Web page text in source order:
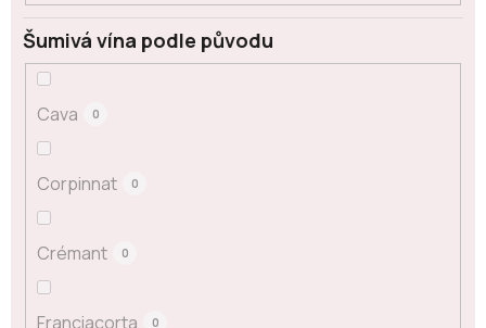
Šumivá vína podle původu
Cava 0
Corpinnat 0
Crémant 0
Franciacorta 0